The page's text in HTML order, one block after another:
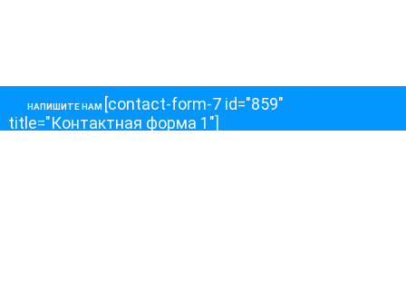
НАПИШИТЕ НАМ [contact-form-7 id="859"
title="Контактная форма 1"]